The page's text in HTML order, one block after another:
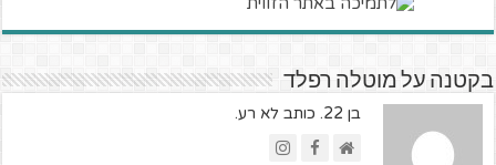
בקטנה על מוטלה רפלד
בן 22. כותב לא רע.